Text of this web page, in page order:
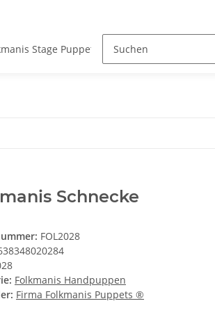
Stage Puppets Folkmanis Fantasie
Schnecke
FOL2028
Folkmanis Handpuppen
Firma Folkmanis Puppets ®